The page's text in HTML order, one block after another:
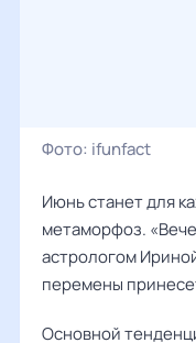
Фото: ifunfact
Июнь станет для
метаморфоз.
астрологом
перемены
Основной